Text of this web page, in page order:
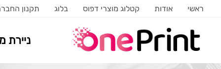
ראשי אודות קטלוג מוצרי דפוס בלוג תקנון
ניירת